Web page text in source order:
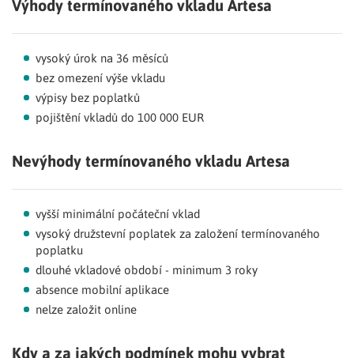
Výhody termínovaného vkladu Artesa
vysoký úrok na 36 měsíců
bez omezení výše vkladu
výpisy bez poplatků
pojištění vkladů do 100 000 EUR
Nevýhody termínovaného vkladu Artesa
vyšší minimální počáteční vklad
vysoký družstevní poplatek za založení termínovaného
poplatku
dlouhé vkladové období - minimum 3 roky
absence mobilní aplikace
nelze založit online
Kdy a za jakých podmínek mohu vybrat